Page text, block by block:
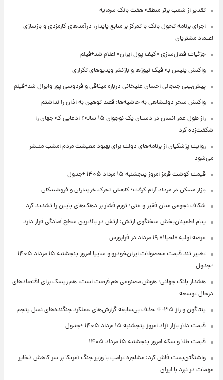
تقدیر از شعب برتر منطقه هفت بانک سرمایه
اجرای برنامه تحول بانک با تمرکز بر منابع پایدار، درآمدهای کارمزدی و بازسازی
اعتماد مشتریان
جزئیات فعال‌سازی «کیف پول ایران» اعلام شد+فیلم
واکنش پلیس به فیک نیوزها و بازنشر ویدیوهای تکراری
پیش‌بینی جنجالی احسان علیخانی درباره میثاقی و فردوسی پور وایرال شد+فیلم
واکنش سحر دولتشاهی به حاشیه‌ها: قصد توهین به اذان را نداشتم
راز طول عمر انسان در دستان یک نوجوان ۱۵ ساله؟ ادعایی که جهان را
شگفت‌زده کرد
روایت پزشکیان از برنامه‌های دولت برای بهبود معیشت مردم امشب منتشر
می‌شود
قیمت گوشت قرمز امروز پنجشنبه ۱۵ مرداد ۱۴۰۵ +جدول
بازار مسکن در مرداد آرام گرفت؛ کاهش تحرک خریداران و فروشندگان
شکاف نجومی میان فقیر و غنی؛ تورم فشار بر دهک‌های پایین را تشدید کرد
پیام اطمینان‌بخش سخنگوی ارتش: ارتش در بالاترین سطح آمادگی قرار دارد
عرضه اولیه «احیا۱» ۱۹ مرداد در فرابورس
تغییر تند قیمت محصولات ایران‌خودرو و سایپا امروز پنجشنبه ۱۵ مرداد ۱۴۰۵
+جدول
هشدار بانک جهانی؛ هوش مصنوعی هم فرصت است، هم ریسک برای اقتصادهای
درحال توسعه
پنتاگون و راز F-۳۵؛ حذف بی‌سابقه گزارش‌های عملکرد جنگنده‌های نسل پنجم
قیمت دلار بازار آزاد امروز پنجشنبه ۱۵ مرداد ۱۴۰۵ +جدول
قیمت طلا و سکه امروز پنجشنبه ۱۵ مرداد ۱۴۰۵
واشنگتن‌پست فاش کرد: مشاجره ترامپ با وزیر جنگ آمریکا بر سر کاهش ذخایر
مهمات در نبرد با ایران